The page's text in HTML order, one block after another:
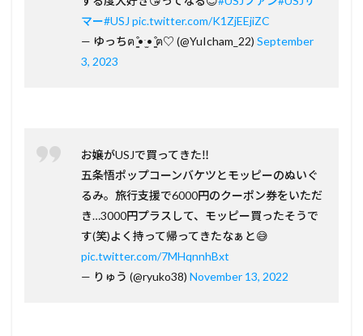
マー#USJ pic.twitter.com/K1ZjEEjiZC
— ゆっちฅ ̳͒•ˑ̫• ̳͒ฅ♡ (@YuIcham_22) September
3, 2023
お嬢がUSJで買ってきた‼️
五条悟ポップコーンバケツとモッピーのぬいぐ
るみ。旅行支援で6000円のクーポン券をいただ
き…3000円プラスして、モッピー買ったそうで
す(笑)よく持って帰ってきたなぁと😅
pic.twitter.com/7MHqnnhBxt
— りゅう (@ryuko38) November 13, 2022